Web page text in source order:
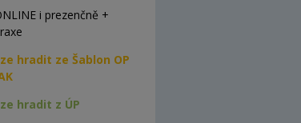
i prezenčně +
hradit ze Šablon OP
hradit z ÚP